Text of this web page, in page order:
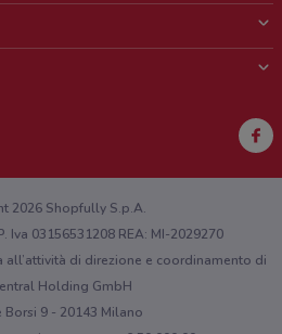
o sull'app?
2026 Shopfully S.p.A.
Iva 03156531208 REA: MI-2029270
di direzione e coordinamento di
Holding GmbH
Borsi 9 - 20143 Milano